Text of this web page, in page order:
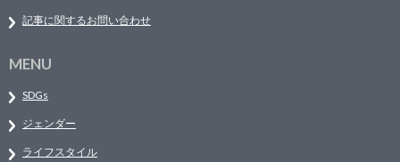
記事に関するお問い合わせ
MENU
SDGs
ジェンダー
ライフスタイル